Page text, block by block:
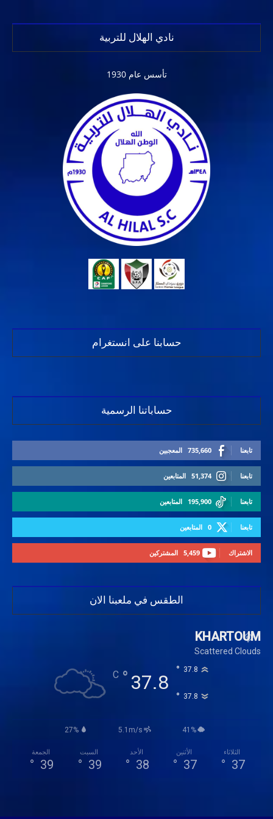
نادي الهلال للتربية
تأسس عام 1930
حسابنا على انستغرام
حساباتنا الرسمية
735,660 المعجبين تابعنا
51,374 المتابعين تابعنا
195,900 المتابعين تابعنا
0 المتابعين تابعنا
5,459 المشتركين الاشتراك
الطقس في ملعبنا الان
KHARTOUM
Scattered Clouds
37.8
°
C 37.8
°
37.8
°
27% 5.1m/s 41%
الجمعة
39
°
السبت
39
°
الأحد
38
°
الأثنين
37
°
الثلاثاء
37
°